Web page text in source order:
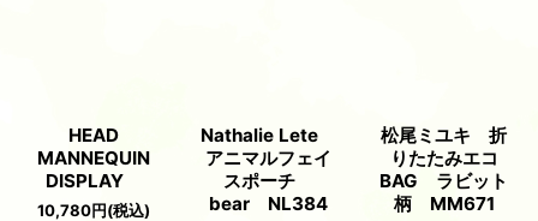
HEAD
MANNEQUIN
DISPLAY
10,780円(税込)
Nathalie Lete
アニマルフェイ
スポーチ
bear NL384
松尾ミユキ 折
りたたみエコ
BAG ラビット
柄 MM671